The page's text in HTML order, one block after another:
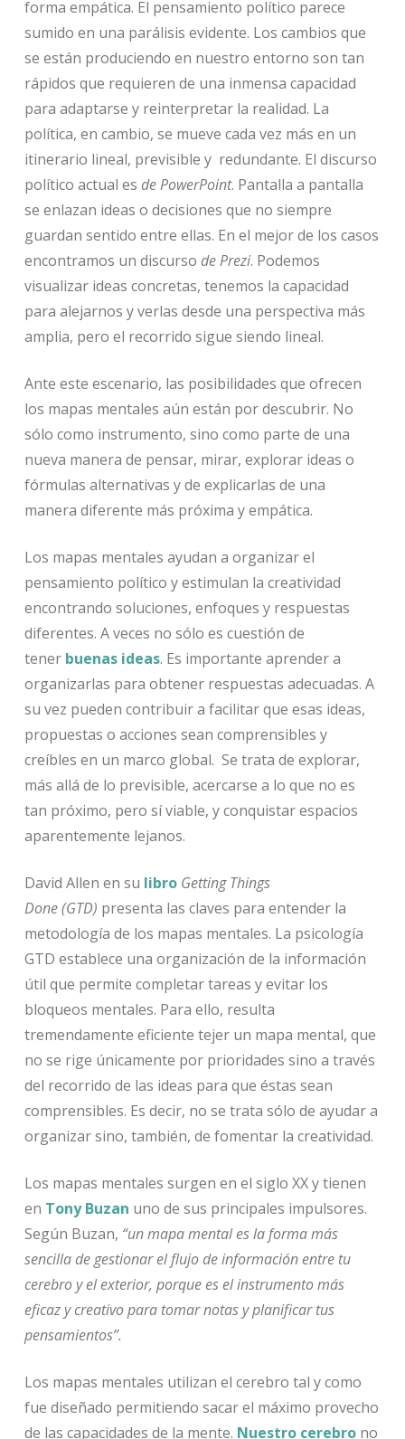
forma empática. El pensamiento político parece
sumido en una parálisis evidente. Los cambios que
se están produciendo en nuestro entorno son tan
rápidos que requieren de una inmensa capacidad
para adaptarse y reinterpretar la realidad. La
política, en cambio, se mueve cada vez más en un
itinerario lineal, previsible y redundante. El discurso
político actual es de PowerPoint. Pantalla a pantalla
se enlazan ideas o decisiones que no siempre
guardan sentido entre ellas. En el mejor de los casos
encontramos un discurso de Prezi. Podemos
visualizar ideas concretas, tenemos la capacidad
para alejarnos y verlas desde una perspectiva más
amplia, pero el recorrido sigue siendo lineal.
Ante este escenario, las posibilidades que ofrecen
los mapas mentales aún están por descubrir. No
sólo como instrumento, sino como parte de una
nueva manera de pensar, mirar, explorar ideas o
fórmulas alternativas y de explicarlas de una
manera diferente más próxima y empática.
Los mapas mentales ayudan a organizar el
pensamiento político y estimulan la creatividad
encontrando soluciones, enfoques y respuestas
diferentes. A veces no sólo es cuestión de
tener buenas ideas. Es importante aprender a
organizarlas para obtener respuestas adecuadas. A
su vez pueden contribuir a facilitar que esas ideas,
propuestas o acciones sean comprensibles y
creíbles en un marco global. Se trata de explorar,
más allá de lo previsible, acercarse a lo que no es
tan próximo, pero sí viable, y conquistar espacios
aparentemente lejanos.
David Allen en su libro Getting Things
Done(GTD) presenta las claves para entender la
metodología de los mapas mentales. La psicología
GTD establece una organización de la información
útil que permite completar tareas y evitar los
bloqueos mentales. Para ello, resulta
tremendamente eficiente tejer un mapa mental, que
no se rige únicamente por prioridades sino a través
del recorrido de las ideas para que éstas sean
comprensibles. Es decir, no se trata sólo de ayudar a
organizar sino, también, de fomentar la creatividad.
Los mapas mentales surgen en el siglo XX y tienen
en Tony Buzan uno de sus principales impulsores.
Según Buzan, “un mapa mental es la forma más
sencilla de gestionar el flujo de información entre tu
cerebro y el exterior, porque es el instrumento más
eficaz y creativo para tomar notas y planificar tus
pensamientos”.
Los mapas mentales utilizan el cerebro tal y como
fue diseñado permitiendo sacar el máximo provecho
de las capacidades de la mente. Nuestro cerebrono